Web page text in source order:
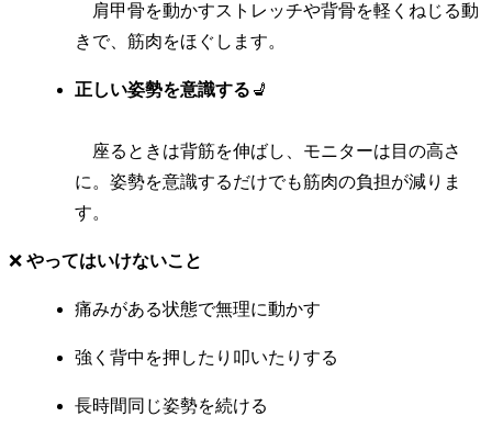
肩甲骨を動かすストレッチや背骨を軽くねじる動
きで、筋肉をほぐします。
正しい姿勢を意識する 💺
座るときは背筋を伸ばし、モニターは目の高さ
に。姿勢を意識するだけでも筋肉の負担が減りま
す。
❌ やってはいけないこと
痛みがある状態で無理に動かす
強く背中を押したり叩いたりする
長時間同じ姿勢を続ける